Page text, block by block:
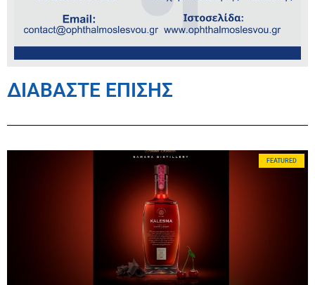
ΔΙΑΒΑΣΤΕ ΕΠΙΣΗΣ
FEATURED